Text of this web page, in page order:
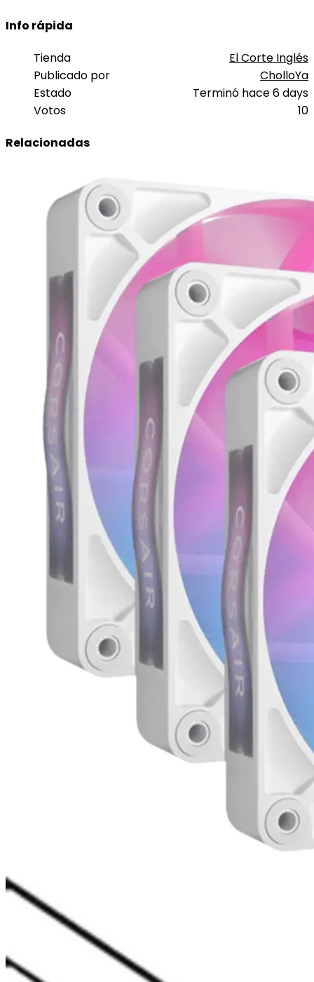
Info rápida
Tienda
El Corte Inglés
Publicado por
CholloYa
Estado
Terminó hace 6 days
Votos
10
Relacionadas